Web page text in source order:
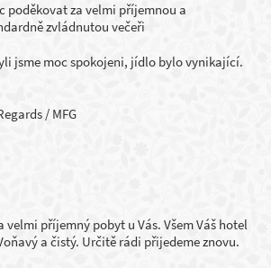
poděkovat za velmi příjemnou a
zvládnutou večeři
jsme moc spokojeni, jídlo bylo vynikající.
/ MFG
velmi příjemný pobyt u Vás. Všem Váš hotel
a čistý. Určitě rádi přijedeme znovu.